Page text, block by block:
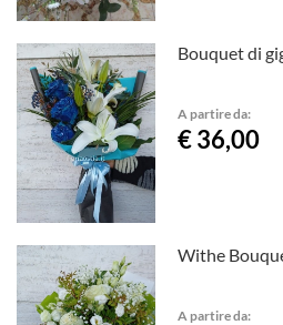
Bouquet di
A partire da:
€ 36,00
Withe
A partire da: